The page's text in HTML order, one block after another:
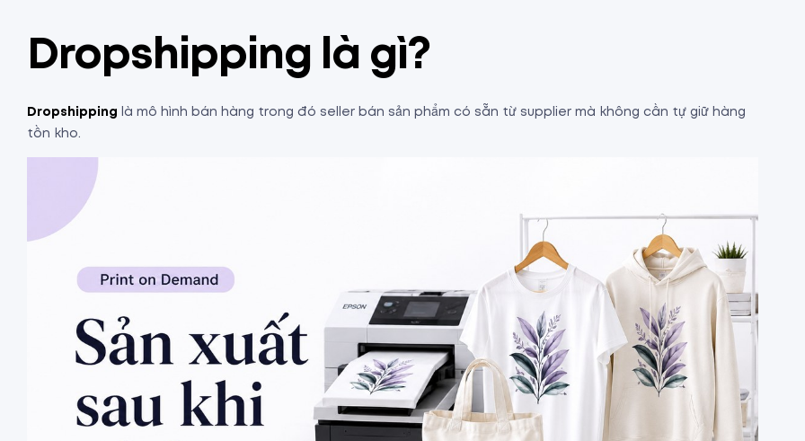
Dropshipping là gì?
Dropshipping là mô hình bán hàng trong đó seller bán sản phẩm có sẵn từ supplier mà không cần tự giữ hàng
tồn kho.